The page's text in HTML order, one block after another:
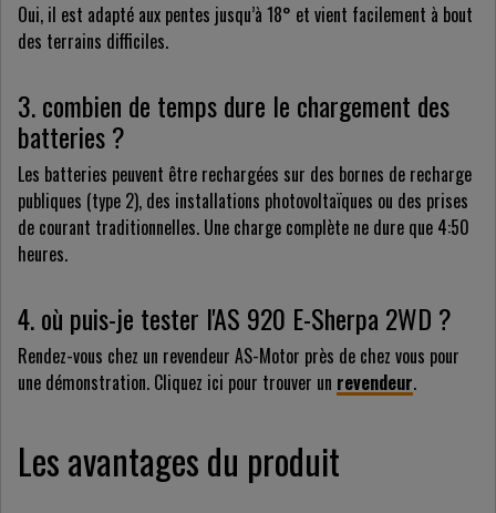
Oui, il est adapté aux pentes jusqu’à 18° et vient facilement à bout
des terrains difficiles.
3. combien de temps dure le chargement des
batteries ?
Les batteries peuvent être rechargées sur des bornes de recharge
publiques (type 2), des installations photovoltaïques ou des prises
de courant traditionnelles. Une charge complète ne dure que 4:50
heures.
4. où puis-je tester l'AS 920 E-Sherpa 2WD ?
Rendez-vous chez un revendeur AS-Motor près de chez vous pour
une démonstration. Cliquez ici pour trouver un revendeur.
Les avantages du produit